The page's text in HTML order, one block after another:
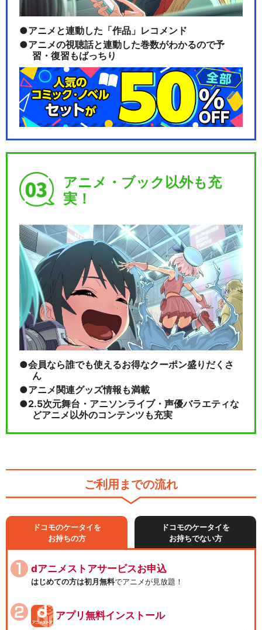
アニメと連動した「作品」レコメンド
アニメの視聴話と連動した巻数がわかるので予
習・復習もばっちり
アニメ・ブック以外も充
実！
会員なら誰でも使えるお得なクーポン盛りだくさ
ん
アニメ関連グッズ情報も満載
2.5次元舞台・アニソンライブ・声優バラエティな
どアニメ以外のコンテンツも充実
ご利用までの流れ
ドコモのケータイを
お持ちの方
ドコモのケータイを
お持ちでない方
dアニメストアサービスお申込
はじめての方は初月無料でアニメが見放題！
アプリ無料インストール